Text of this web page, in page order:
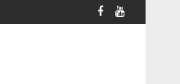
is némileg megváltozik